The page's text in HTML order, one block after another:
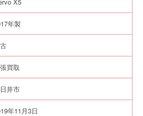
年製
買取
井市
年11月3日